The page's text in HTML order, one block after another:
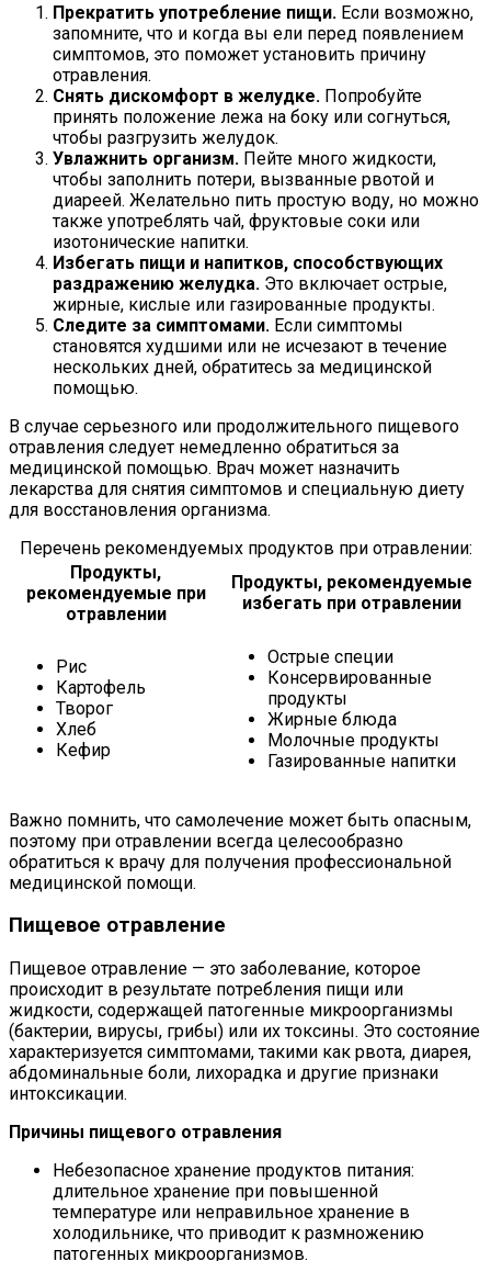
Прекратить употребление пищи. Если возможно,
запомните, что и когда вы ели перед появлением
симптомов, это поможет установить причину
отравления.
Снять дискомфорт в желудке. Попробуйте
принять положение лежа на боку или согнуться,
чтобы разгрузить желудок.
Увлажнить организм. Пейте много жидкости,
чтобы заполнить потери, вызванные рвотой и
диареей. Желательно пить простую воду, но можно
также употреблять чай, фруктовые соки или
изотонические напитки.
Избегать пищи и напитков, способствующих
раздражению желудка. Это включает острые,
жирные, кислые или газированные продукты.
Следите за симптомами. Если симптомы
становятся худшими или не исчезают в течение
нескольких дней, обратитесь за медицинской
помощью.
В случае серьезного или продолжительного пищевого
отравления следует немедленно обратиться за
медицинской помощью. Врач может назначить
лекарства для снятия симптомов и специальную диету
для восстановления организма.
Перечень рекомендуемых продуктов при отравлении:
Продукты,
рекомендуемые при
отравлении
Продукты, рекомендуемые
избегать при отравлении
Рис
Картофель
Творог
Хлеб
Кефир
Острые специи
Консервированные
продукты
Жирные блюда
Молочные продукты
Газированные напитки
Важно помнить, что самолечение может быть опасным,
поэтому при отравлении всегда целесообразно
обратиться к врачу для получения профессиональной
медицинской помощи.
Пищевое отравление
Пищевое отравление — это заболевание, которое
происходит в результате потребления пищи или
жидкости, содержащей патогенные микроорганизмы
(бактерии, вирусы, грибы) или их токсины. Это состояние
характеризуется симптомами, такими как рвота, диарея,
абдоминальные боли, лихорадка и другие признаки
интоксикации.
Причины пищевого отравления
Небезопасное хранение продуктов питания:
длительное хранение при повышенной
температуре или неправильное хранение в
холодильнике, что приводит к размножению
патогенных микроорганизмов.